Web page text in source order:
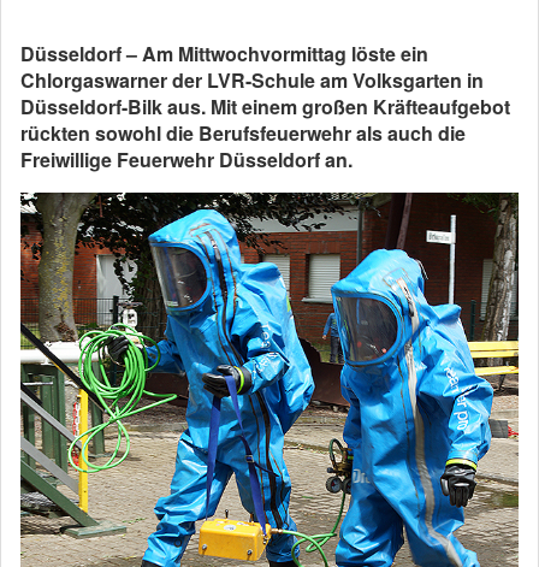
Düsseldorf – Am Mittwochvormittag löste ein
Chlorgaswarner der LVR-Schule am Volksgarten in
Düsseldorf-Bilk aus. Mit einem großen Kräfteaufgebot
rückten sowohl die Berufsfeuerwehr als auch die
Freiwillige Feuerwehr Düsseldorf an.